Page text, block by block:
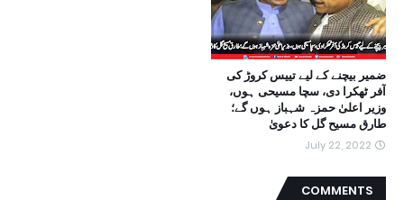
ضمیر بیچنے کے لیے تییس کروڑ کی
آفر ٹھکرا دی، سچا مسیحی ہوں،
وزیر اعلیٰ حمزہ شہباز ہوں گے؛
طارق مسیح گل کا دعویٰ
July 22, 2022
COMMENTS